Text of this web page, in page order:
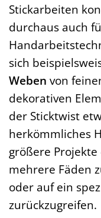
Stickarbeiten
durchaus auch
sich
Weben von
dekorativen
der Sticktwist
herkömmliches
größere
mehrere Fäden
oder auf ein
zurückzugreifen.